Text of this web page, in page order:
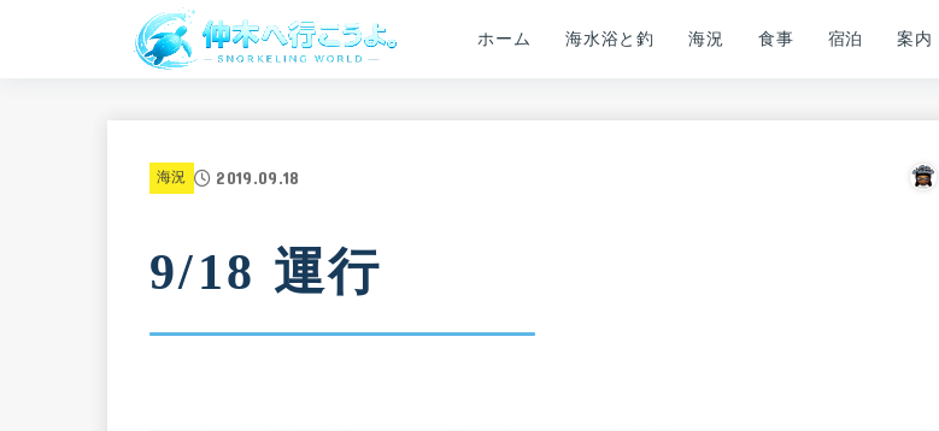
ホーム 海水浴と釣 海況 食事 宿泊 案内
海況 2019.09.18
9/18 運行